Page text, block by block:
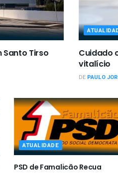
Tirso
Cuidado
vitalício
DE PAULO
ATUALIDADE
PSD de Famalicão Recua